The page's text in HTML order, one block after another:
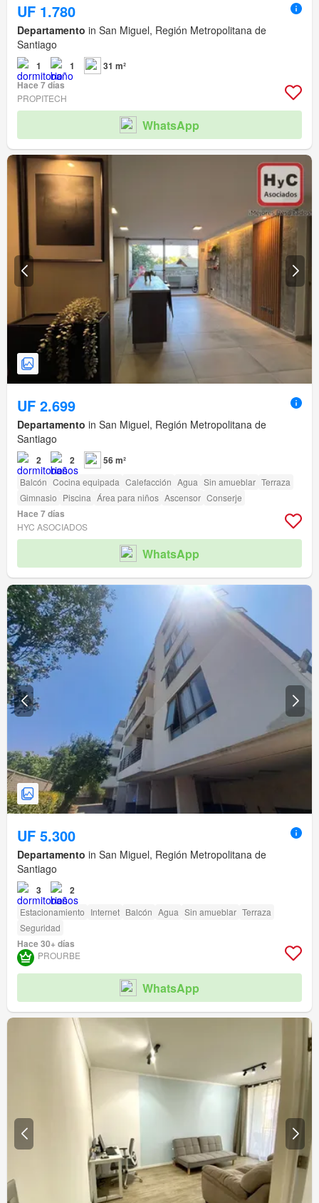
UF 1.780
Departamento in San Miguel, Región Metropolitana de
Santiago
1 1
31 m²
Hace 7 días
PROPITECH
WhatsApp
UF 2.699
Departamento in San Miguel, Región Metropolitana de
Santiago
2 2 56 m²
Balcón Cocina equipada Calefacción Agua Sin amueblar Terraza
Gimnasio Piscina Área para niños Ascensor Conserje
Hace 7 días
HYC ASOCIADOS
WhatsApp
UF 5.300
Departamento in San Miguel, Región Metropolitana de
Santiago
3 2
Estacionamiento Internet Balcón Agua Sin amueblar Terraza
Seguridad
Hace 30+ días
PROURBE
WhatsApp